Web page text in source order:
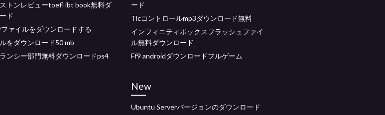
トンレビューtoefl ibt book無料ダ
ド
ァイルをダウンロードする
をダウンロード50 mb
ンシー部門無料ダウンロードps4
ード
Tlcコントロールmp3ダウンロード無料
インフィニティボックスフラッシュファイ
ル無料ダウンロード
Ff9 androidダウンロードフルゲーム
New
Ubuntu Serverバージョンのダウンロード